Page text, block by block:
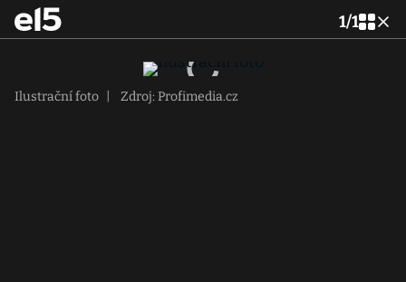
1/1
Ilustrační foto Zdroj: Profimedia.cz